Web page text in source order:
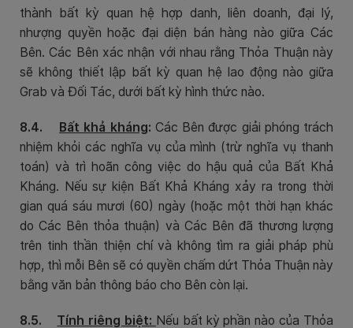
thành bất kỳ quan hệ hợp danh, liên doanh, đại lý,
nhượng quyền hoặc đại diện bán hàng nào giữa Các
Bên. Các Bên xác nhận với nhau rằng Thỏa Thuận này
sẽ không thiết lập bất kỳ quan hệ lao động nào giữa
Grab và Đối Tác, dưới bất kỳ hình thức nào.
8.4. Bất khả kháng: Các Bên được giải phóng trách
nhiệm khỏi các nghĩa vụ của mình (trừ nghĩa vụ thanh
toán) và trì hoãn công việc do hậu quả của Bất Khả
Kháng. Nếu sự kiện Bất Khả Kháng xảy ra trong thời
gian quá sáu mươi (60) ngày (hoặc một thời hạn khác
do Các Bên thỏa thuận) và Các Bên đã thương lượng
trên tinh thần thiện chí và không tìm ra giải pháp phù
hợp, thì mỗi Bên sẽ có quyền chấm dứt Thỏa Thuận này
bằng văn bản thông báo cho Bên còn lại.
8.5. Tính riêng biệt: Nếu bất kỳ phần nào của Thỏa